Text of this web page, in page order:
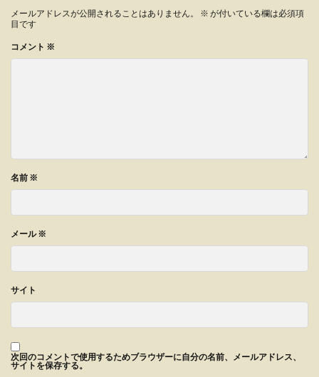
メールアドレスが公開されることはありません。 ※ が付いている欄は必須項
目です
コメント ※
名前 ※
メール※
サイト
次回のコメントで使用するためブラウザーに自分の名前、メールアドレス、
サイトを保存する。